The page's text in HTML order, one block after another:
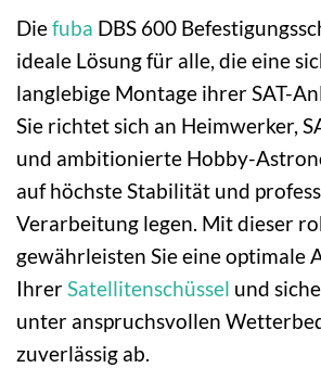
Diefuba DBS 600
ideale Lösung für alle, die eine
langlebige Montage ihrer SAT-
Sie richtet sich an Heimwerker,
und ambitionierte Hobby-
auf höchste Stabilität und
Verarbeitung legen. Mit dieser
gewährleisten Sie eine optimale
IhrerSatellitenschüssel und
unter anspruchsvollen
zuverlässig ab.